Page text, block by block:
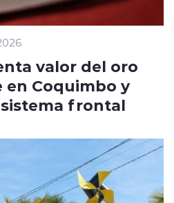
valor del oro
en Coquimbo y
frontal